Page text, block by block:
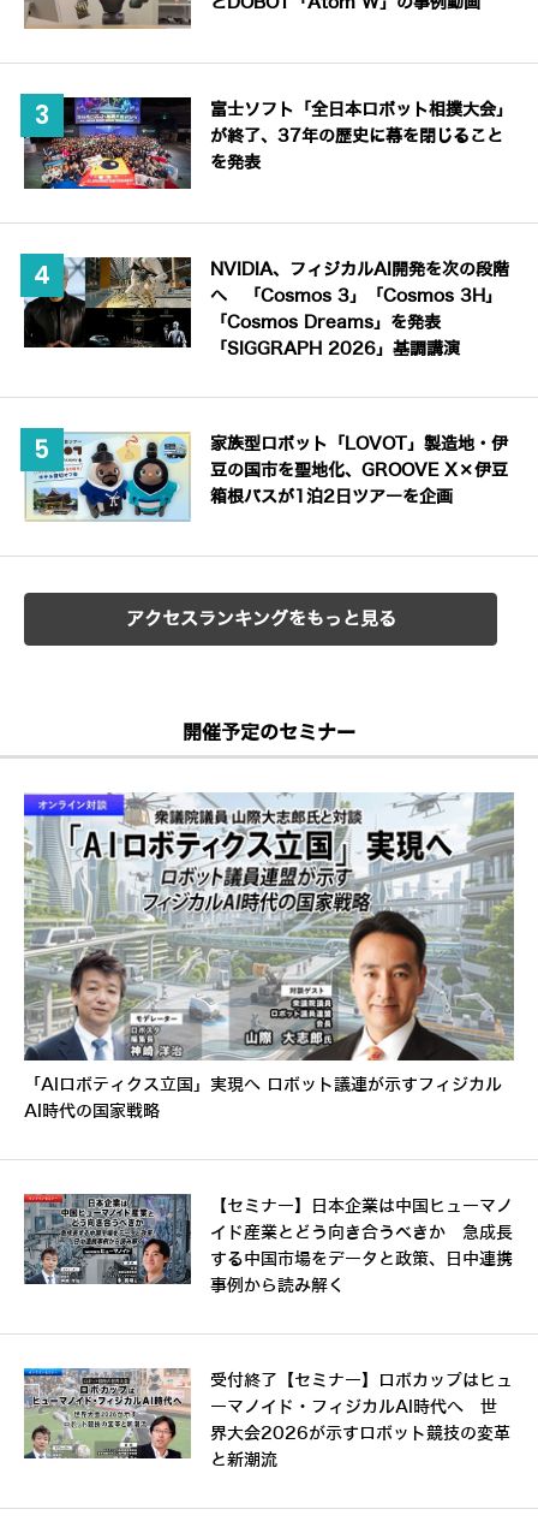
富士ソフト「全日本ロボット相撲大会」
が終了、37年の歴史に幕を閉じること
を発表
NVIDIA、フィジカルAI開発を次の段階
へ 「Cosmos 3」「Cosmos 3H」
「Cosmos Dreams」を発表
「SIGGRAPH 2026」基調講演
家族型ロボット「LOVOT」製造地・伊
豆の国市を聖地化、GROOVE X×伊豆
箱根バスが1泊2日ツアーを企画
アクセスランキングをもっと見る
開催予定のセミナー
「AIロボティクス立国」実現へ ロボット議連が示すフィジカル
AI時代の国家戦略
【セミナー】日本企業は中国ヒューマノ
イド産業とどう向き合うべきか 急成長
する中国市場をデータと政策、日中連携
事例から読み解く
受付終了【セミナー】ロボカップはヒュ
ーマノイド・フィジカルAI時代へ 世
界大会2026が示すロボット競技の変革
と新潮流